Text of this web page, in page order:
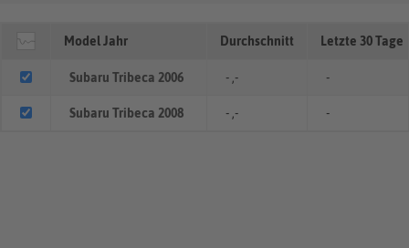
Model Jahr Durchschnitt Letzte 30 Tage
Subaru Tribeca 2006 - ,- -
Subaru Tribeca 2008 - ,- -